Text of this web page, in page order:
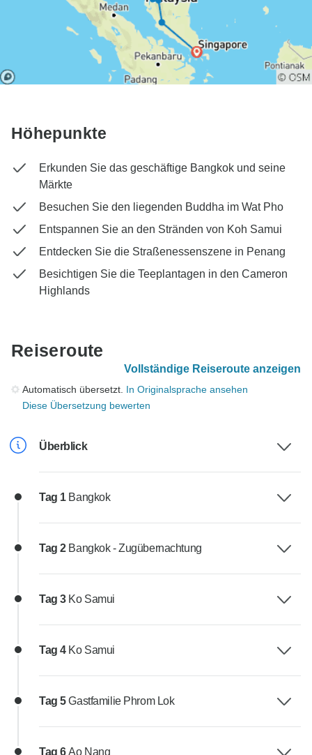
Höhepunkte
Erkunden Sie das geschäftige Bangkok und seine
Märkte
Besuchen Sie den liegenden Buddha im Wat Pho
Entspannen Sie an den Stränden von Koh Samui
Entdecken Sie die Straßenessenszene in Penang
Besichtigen Sie die Teeplantagen in den Cameron
Highlands
Reiseroute
Vollständige Reiseroute anzeigen
Automatisch übersetzt. In Originalsprache ansehen
Diese Übersetzung bewerten
Überblick
Tag 1 Bangkok
Tag 2 Bangkok - Zugübernachtung
Tag 3 Ko Samui
Tag 4 Ko Samui
Tag 5Gastfamilie Phrom Lok
Tag 6Ao Nang